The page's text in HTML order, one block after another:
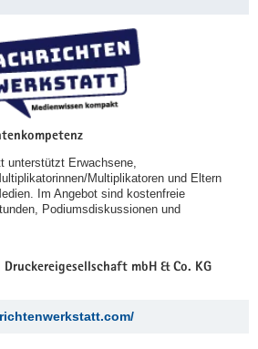
unterstützt Erwachsene,
Multiplikatoren und Eltern
Im Angebot sind kostenfreie
Podiumsdiskussionen und
mbH & Co. KG